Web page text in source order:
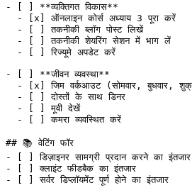
-
**व्यक्तिगत विकास**
  -
x ] ऑनलाइन कोर्स अध्याय 3 पूरा करें
  -
[ ] तकनीकी ब्लॉग पोस्ट लिखें
  -
[ ] तकनीकी शेयरिंग सेशन में भाग लें
  -
[ ] रिज्यूमे अपडेट करें
-
**जीवन व्यवस्था**
  -
x ] जिम वर्कआउट (सोमवार, बुधवार,
  -
[ ] दोस्तों के साथ डिनर
  -
[ ] मूवी देखें
  -
[ ] कमरा व्यवस्थित करें
## 📚 वेटिंग फॉर
-
[ ] डिज़ाइनर सामग्री प्रदान करने का इंतजार
-
[ ] क्लाइंट फीडबैक का इंतजार
-
[ ] सर्वर डिप्लॉयमेंट पूर्ण होने का इंतजार